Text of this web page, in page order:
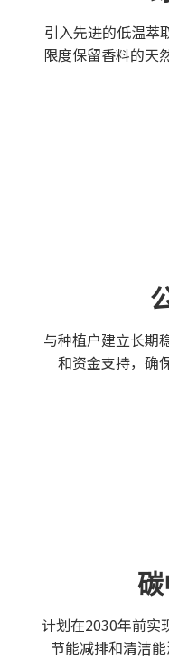
引入先进的低温萃
限度保留香料的天
与种植户建立长期
和资金支持，确
计划在2030年前实
节能减排和清洁